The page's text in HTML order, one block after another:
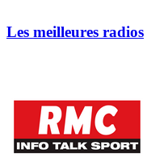
Les meilleures radios